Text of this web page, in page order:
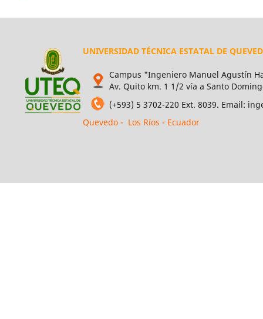
UNIVERSIDAD TÉCNICA ESTATAL DE
Campus "Ingeniero Manuel Agustín
Av. Quito km. 1 1/2 vía a Santo
(+593) 5 3702-220 Ext. 8039. Email:
Quevedo - Los Ríos - Ecuador